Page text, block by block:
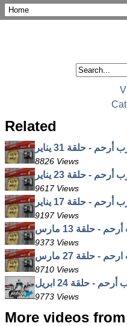
Related
أرحم - حلقة 31 يناير
8826 Views
أرحم - حلقة 23 يناير
9617 Views
أرحم - حلقة 17 يناير
9197 Views
- حلقة 13 مارس
9373 Views
- حلقة 27 مارس
8710 Views
- حلقة 24 ابريل
9773 Views
More videos